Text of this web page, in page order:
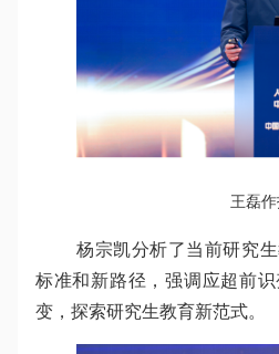
王磊
杨宗凯分析了当前研究
标准和新路径，强调应超前
变，探索研究生教育新范式。